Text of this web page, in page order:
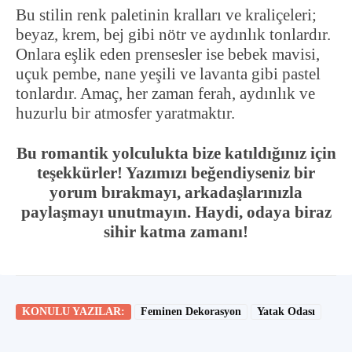
Bu stilin renk paletinin kralları ve kraliçeleri;
beyaz, krem, bej gibi nötr ve aydınlık tonlardır.
Onlara eşlik eden prensesler ise bebek mavisi,
uçuk pembe, nane yeşili ve lavanta gibi pastel
tonlardır. Amaç, her zaman ferah, aydınlık ve
huzurlu bir atmosfer yaratmaktır.
Bu romantik yolculukta bize katıldığınız için
teşekkürler! Yazımızı beğendiyseniz bir
yorum bırakmayı, arkadaşlarınızla
paylaşmayı unutmayın. Haydi, odaya biraz
sihir katma zamanı!
KONULU YAZILAR: Feminen Dekorasyon Yatak Odası